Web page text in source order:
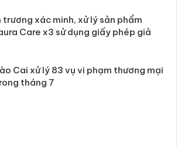
Slimaura Care x3 sử dụng giấy phép
giả mạo